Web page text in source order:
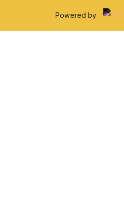
Powered by